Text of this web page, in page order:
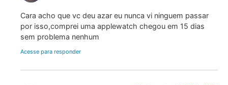
Cara acho que vc deu azar eu nunca vi ninguem passar
por isso,comprei uma applewatch chegou em 15 dias
sem problema nenhum
Acesse para responder